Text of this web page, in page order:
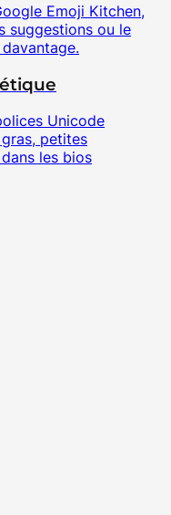
Emoji Kitchen,
suggestions ou le
Unicode
petites
les bios